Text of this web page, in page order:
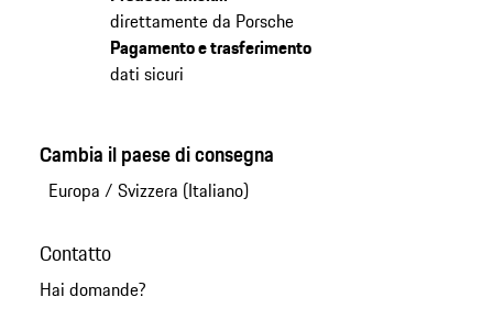
direttamente da Porsche
Pagamento e trasferimento
dati sicuri
Cambia il paese di consegna
Europa / Svizzera (Italiano)
Contatto
Hai domande?